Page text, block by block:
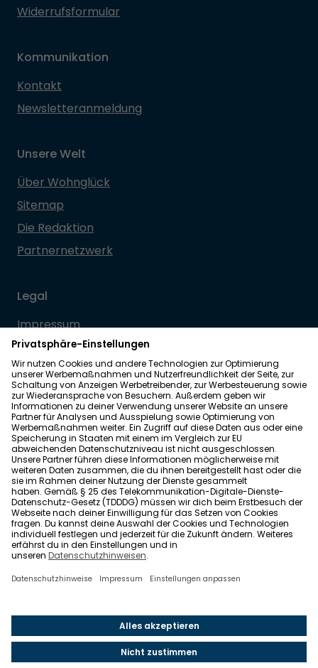
Widerrufsformular
Kommunikation
Kontakt
Newsletteranmeldung
Unsere Welt
Über Wohnglück
Sitemap
Die Redaktion
Partnernetzwerk
Legal
Impressum
Datenschutz
Allgemeine Geschäftsbedingungen
Barrierefreiheit
Wohnglück folgen
Wohnglück.de ist ein Service der Impleco GmbH,
Berlin. © 2021-2026 Impleco GmbH. Alle Rechte